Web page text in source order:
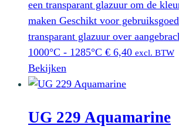
een transparant glazuur om de
maken Geschikt voor
transparant glazuur over
1000°C - 1285°C € 6,40 excl. BTW
Bekijken
UG 229 Aquamarine